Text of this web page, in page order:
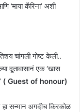
‘माया कॕरिना’ अशी
चांगली गोष्ट केली..
दूतावासानं एक ‘खास
( Guest of honour)
हा सन्मान अगदीच किरकोळ